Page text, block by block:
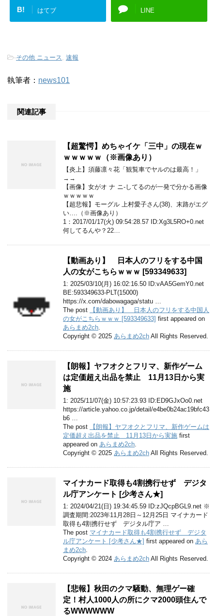
B! はてブ LINE
-その他 ニュース, 速報
執筆者： news101
関連記事
【超驚愕】めちゃイケ「三中」の現在ｗ
ｗｗｗｗｗ（※画像あり）
【炎上】須藤凛々花「観覧車でヤルのは最高！」
→→
【画像】女がオ ナ ニ-してるのが一発で分かる画像
ｗｗｗｗｗ
【超悲報】モーグル 上村愛子さん(38)、末路がエグ
い….（※画像あり）
1：2017/01/17(火) 09:54:28.57 ID:Xg3L5RO+0.net
何してるんや？22…
【動画あり】 日本人のフリをする中国
人の女がこちらｗｗｗ [593349633]
1: 2025/03/10(月) 16:02:16.50 ID:vAA5GemY0.net
BE:593349633-PLT(15000)
https://x.com/dabowagaga/statu …
The post
【動画あり】 日本人のフリをする中国人
の女がこちらｗｗｗ [593349633] first appeared on
あらまめ2ch.
Copyright © 2025 あらまめ2ch All Rights Reserved.
【朗報】ヤフオクとフリマ、新作ゲーム
は定価超え出品を禁止 11月13日から実
施
1: 2025/11/07(金) 10:57:23.93 ID:ED9GJxOo0.net
https://article.yahoo.co.jp/detail/e4be0b24ac19bfc43
b6 …
The post
【朗報】ヤフオクとフリマ、新作ゲームは
定価超え出品を禁止 11月13日から実施 first
appeared on あらまめ2ch.
Copyright © 2025 あらまめ2ch All Rights Reserved.
マイナカード取得も4割携行せず デジタ
ル庁アンケート [少考さん★]
1: 2024/04/21(日) 19:34:45.59 ID:zJQcpBGL9.net ※
調査期間:2023年11月28日～12月25日 マイナカード
取得も4割携行せず デジタル庁ア …
The post マイナカード取得も4割携行せず デジタ
ル庁アンケート [少考さん★] first appeared on あら
まめ2ch.
Copyright © 2024 あらまめ2ch All Rights Reserved.
【悲報】秋田のクマ騒動、無理ゲー確
定！村人1000人の所にクマ2000頭住んで
るWWWWWW